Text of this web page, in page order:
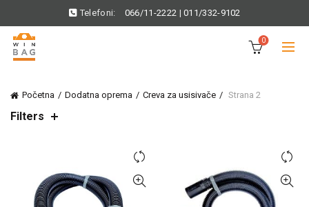
Telefoni: 066/11-2222 |011/332-9102
0
Početna Dodatna oprema Creva za usisivače Strana 2
Filters